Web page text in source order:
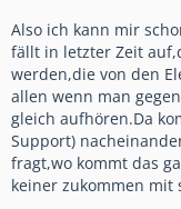
Also ich kann mir
fällt in letzter Zeit
werden,die von den
allen wenn man
gleich aufhören.Da
Support)
fragt,wo kommt das
keiner zukommen mit